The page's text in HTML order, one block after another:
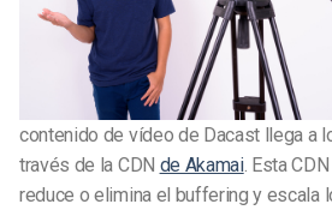
contenido de vídeo de Dacast llega a
través de la CDN de Akamai. Esta
reduce o elimina el buffering y escala